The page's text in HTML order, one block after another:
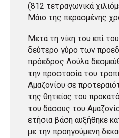
(812 τετραγωνικά
Μάιο της περασμένης
Μετά τη νίκη του επί
δεύτερο γύρο των
πρόεδρος Λούλα
την προστασία του
Αμαζονίου σε
της θητείας του
του δάσους του
ετήσια βάση αυξήθηκε
με την προηγούμενη